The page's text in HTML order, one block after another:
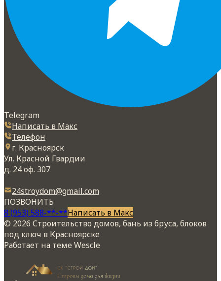
Telegram
Написать в Макс
Телефон
г. Красноярск
Ул. Красной Гвардии
д. 24 оф. 307
24stroydom@gmail.com
ПОЗВОНИТЬ
8 (953) 588-**-**Написать в Макс
© 2026 Строительство домов, бань из бруса, блоков
под ключ в Красноярске
Работает на теме Wescle